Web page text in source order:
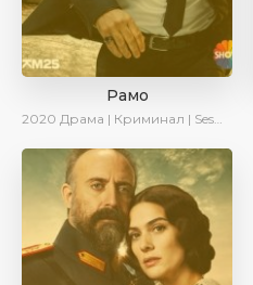
Рамо
2020 Драма | Криминал | SesDizi | Ирина Котова